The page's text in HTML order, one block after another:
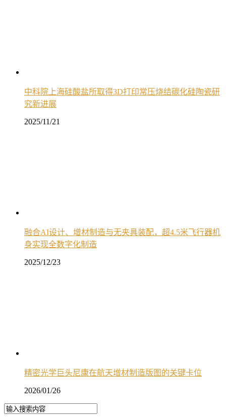
中科院上海硅酸盐所取得3D打印常压烧结碳化硅陶瓷研
究新进展
2025/11/21
融合AI设计、增材制造与无夹具装配，超4.5米飞行器机
身实现全数字化制造
2025/12/23
精密光学巨头尼康在航天增材制造版图的关键卡位
2026/01/26